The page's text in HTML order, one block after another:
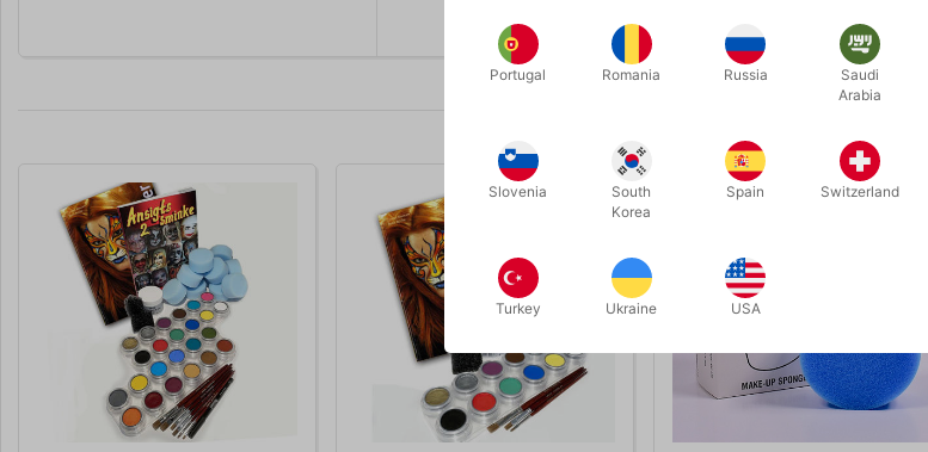
Relaterede produkter
Portugal Romania Russia
Saudi
Arabia
Slovenia
South
Korea
Spain Switzerland
Turkey Ukraine USA